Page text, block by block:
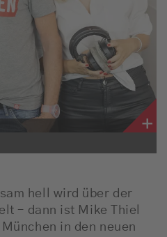
hell wird über der
– dann ist Mike Thiel
in den neuen